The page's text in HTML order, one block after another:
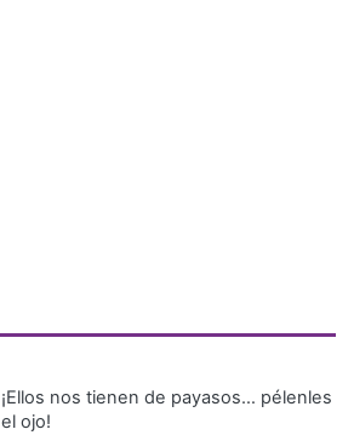
¡Ellos nos tienen de payasos… pélenles
el ojo!